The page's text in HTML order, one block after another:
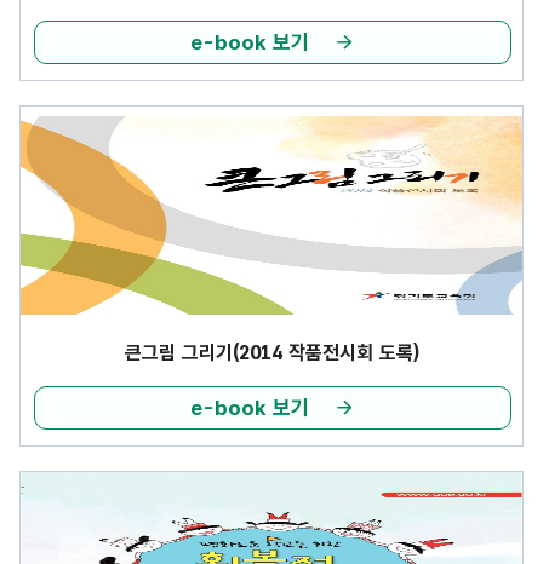
e-book 보기
큰그림 그리기(2014 작품전시회 도록)
e-book 보기